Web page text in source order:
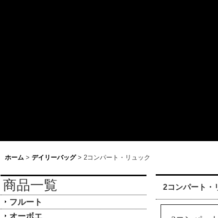
ホーム > デイリーバッグ > 2コンパート・リュック
商品一覧
フルート
オーボエ
2コンパート・